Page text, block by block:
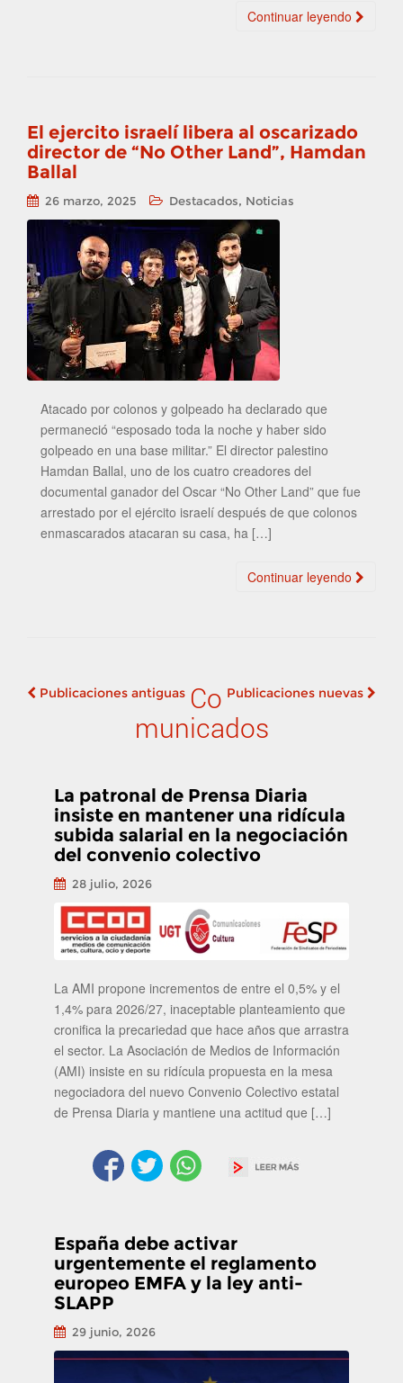
Continuar leyendo
El ejercito israelí libera al oscarizado
director de “No Other Land”, Hamdan
Ballal
26 marzo, 2025 Destacados, Noticias
Atacado por colonos y golpeado ha declarado que
permaneció “esposado toda la noche y haber sido
golpeado en una base militar.” El director palestino
Hamdan Ballal, uno de los cuatro creadores del
documental ganador del Oscar “No Other Land” que fue
arrestado por el ejército israelí después de que colonos
enmascarados atacaran su casa, ha […]
Continuar leyendo
Navegación de
publicaciones
Publicaciones antiguas Publicaciones nuevas
Co
municados
La patronal de Prensa Diaria
insiste en mantener una ridícula
subida salarial en la negociación
del convenio colectivo
28 julio, 2026
La AMI propone incrementos de entre el 0,5% y el
1,4% para 2026/27, inaceptable planteamiento que
cronifica la precariedad que hace años que arrastra
el sector. La Asociación de Medios de Información
(AMI) insiste en su ridícula propuesta en la mesa
negociadora del nuevo Convenio Colectivo estatal
de Prensa Diaria y mantiene una actitud que […]
España debe activar
urgentemente el reglamento
europeo EMFA y la ley anti-
SLAPP
29 junio, 2026